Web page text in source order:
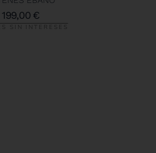
199,00 €
SIN INTERESES